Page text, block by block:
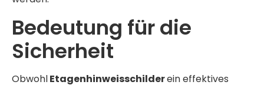
Bedeutung für die
Sicherheit
ObwohlEtagenhinweisschilderein effektives